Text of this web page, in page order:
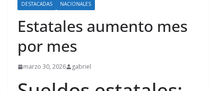
DESTACADAS NACIONALES
Estatales aumento mes
por mes
marzo 30, 2026 gabriel